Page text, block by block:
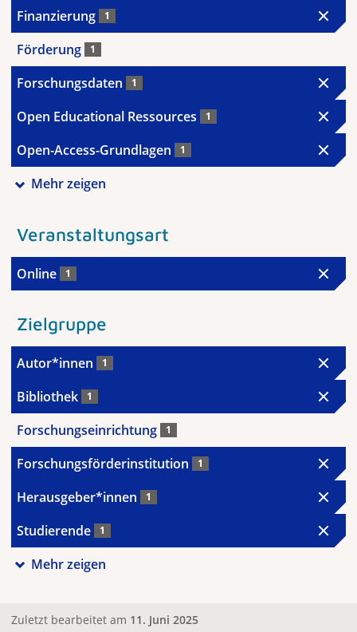
Finanzierung 1
Förderung 1
Forschungsdaten 1
Open Educational Ressources 1
Open-Access-Grundlagen 1
Mehr zeigen
Veranstaltungsart
Online 1
Zielgruppe
Autor*innen 1
Bibliothek 1
Forschungseinrichtung 1
Forschungsförderinstitution 1
Herausgeber*innen 1
Studierende 1
Mehr zeigen
Zuletzt bearbeitet am 11. Juni 2025